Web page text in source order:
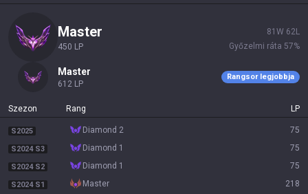
master
450 LP
81 W 62L
Győzelmi ráta 57%
master
612 LP
Rangsor legjobbja
Szezon Rang LP
S2025 diamond 2 75
S2024 S3 diamond 1 75
S2024 S2 diamond 1 75
S2024 S1 master 218